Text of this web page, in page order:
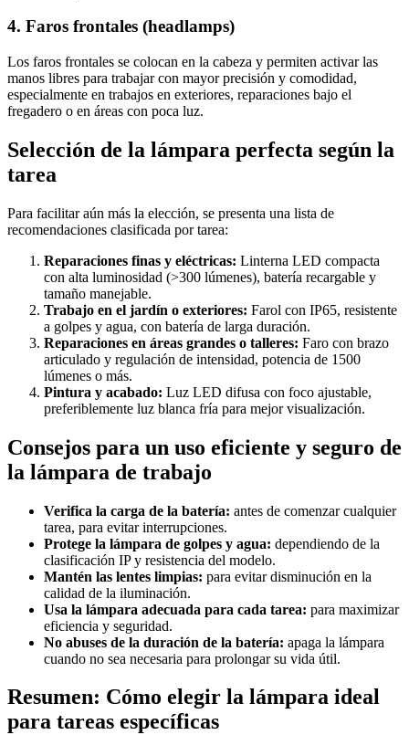
4. Faros frontales (headlamps)
Los faros frontales se colocan en la cabeza y permiten activar las
manos libres para trabajar con mayor precisión y comodidad,
especialmente en trabajos en exteriores, reparaciones bajo el
fregadero o en áreas con poca luz.
Selección de la lámpara perfecta según la
tarea
Para facilitar aún más la elección, se presenta una lista de
recomendaciones clasificada por tarea:
Reparaciones finas y eléctricas: Linterna LED compacta
con alta luminosidad (>300 lúmenes), batería recargable y
tamaño manejable.
Trabajo en el jardín o exteriores: Farol con IP65, resistente
a golpes y agua, con batería de larga duración.
Reparaciones en áreas grandes o talleres: Faro con brazo
articulado y regulación de intensidad, potencia de 1500
lúmenes o más.
Pintura y acabado: Luz LED difusa con foco ajustable,
preferiblemente luz blanca fría para mejor visualización.
Consejos para un uso eficiente y seguro de
la lámpara de trabajo
Verifica la carga de la batería: antes de comenzar cualquier
tarea, para evitar interrupciones.
Protege la lámpara de golpes y agua: dependiendo de la
clasificación IP y resistencia del modelo.
Mantén las lentes limpias: para evitar disminución en la
calidad de la iluminación.
Usa la lámpara adecuada para cada tarea: para maximizar
eficiencia y seguridad.
No abuses de la duración de la batería: apaga la lámpara
cuando no sea necesaria para prolongar su vida útil.
Resumen: Cómo elegir la lámpara ideal
para tareas específicas